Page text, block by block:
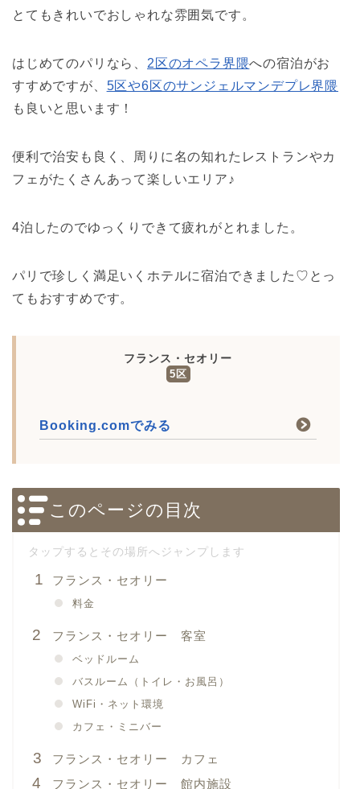
とてもきれいでおしゃれな雰囲気です。
はじめてのパリなら、 2区のオペラ界隈への宿泊がお
すすめですが、 5区や6区のサンジェルマンデプレ界隈
も良いと思います！
便利で治安も良く、周りに名の知れたレストランやカ
フェがたくさんあって楽しいエリア♪
4泊したのでゆっくりできて疲れがとれました。
パリで珍しく満足いくホテルに宿泊できました♡とっ
てもおすすめです。
フランス・セオリー
5区
Booking.comでみる
このページの目次
フランス・セオリー
料金
フランス・セオリー 客室
ベッドルーム
バスルーム（トイレ・お風呂）
WiFi・ネット環境
カフェ・ミニバー
フランス・セオリー カフェ
フランス・セオリー 館内施設